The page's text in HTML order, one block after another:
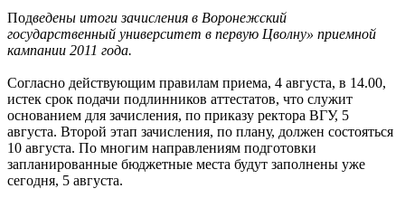
Подведены итоги зачисления в Воронежский
государственный университет в первую Цволну» приемной
кампании 2011 года.
Согласно действующим правилам приема, 4 августа, в 14.00,
истек срок подачи подлинников аттестатов, что служит
основанием для зачисления, по приказу ректора ВГУ, 5
августа. Второй этап зачисления, по плану, должен состояться
10 августа. По многим направлениям подготовки
запланированные бюджетные места будут заполнены уже
сегодня, 5 августа.